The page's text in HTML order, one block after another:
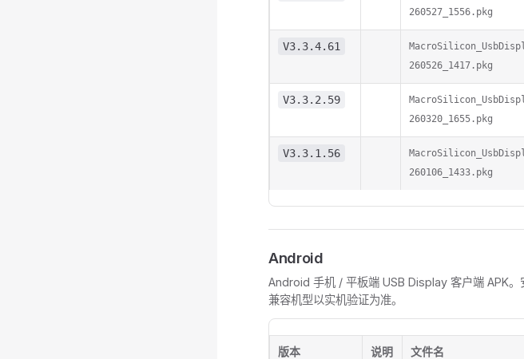
260527_1556.pkg
V3.3.4.61
260526_1417.pkg
V3.3.2.59
260320_1655.pkg
V3.3.1.56
260106_1433.pkg
Android
Android 手机 / 平板端 USB Display 客户端 APK
兼容机型以实机验证为准。
版本 说明 文件名